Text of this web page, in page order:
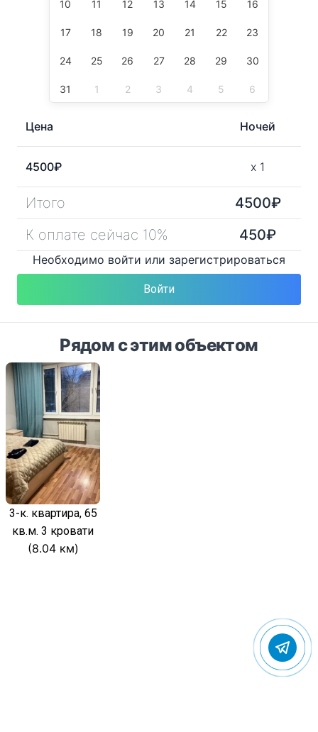
10 11 12 13 14 15 16
17 18 19 20 21 22 23
24 25 26 27 28 29 30
31 1 2 3 4 5 6
Цена Ночей
4500₽ x 1
Итого 4500₽
К оплате сейчас 10%
450₽
Необходимо войти или зарегистрироваться
Войти
Рядом с этим объектом
3-к. квартира, 65
кв.м. 3 кровати
(8.04 км)